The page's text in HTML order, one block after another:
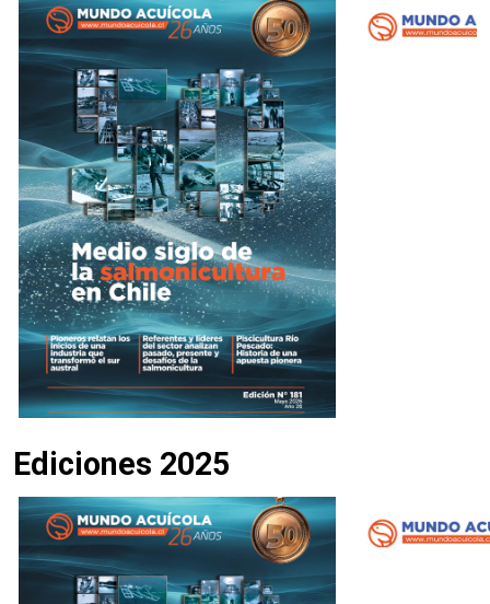
Ediciones 2025